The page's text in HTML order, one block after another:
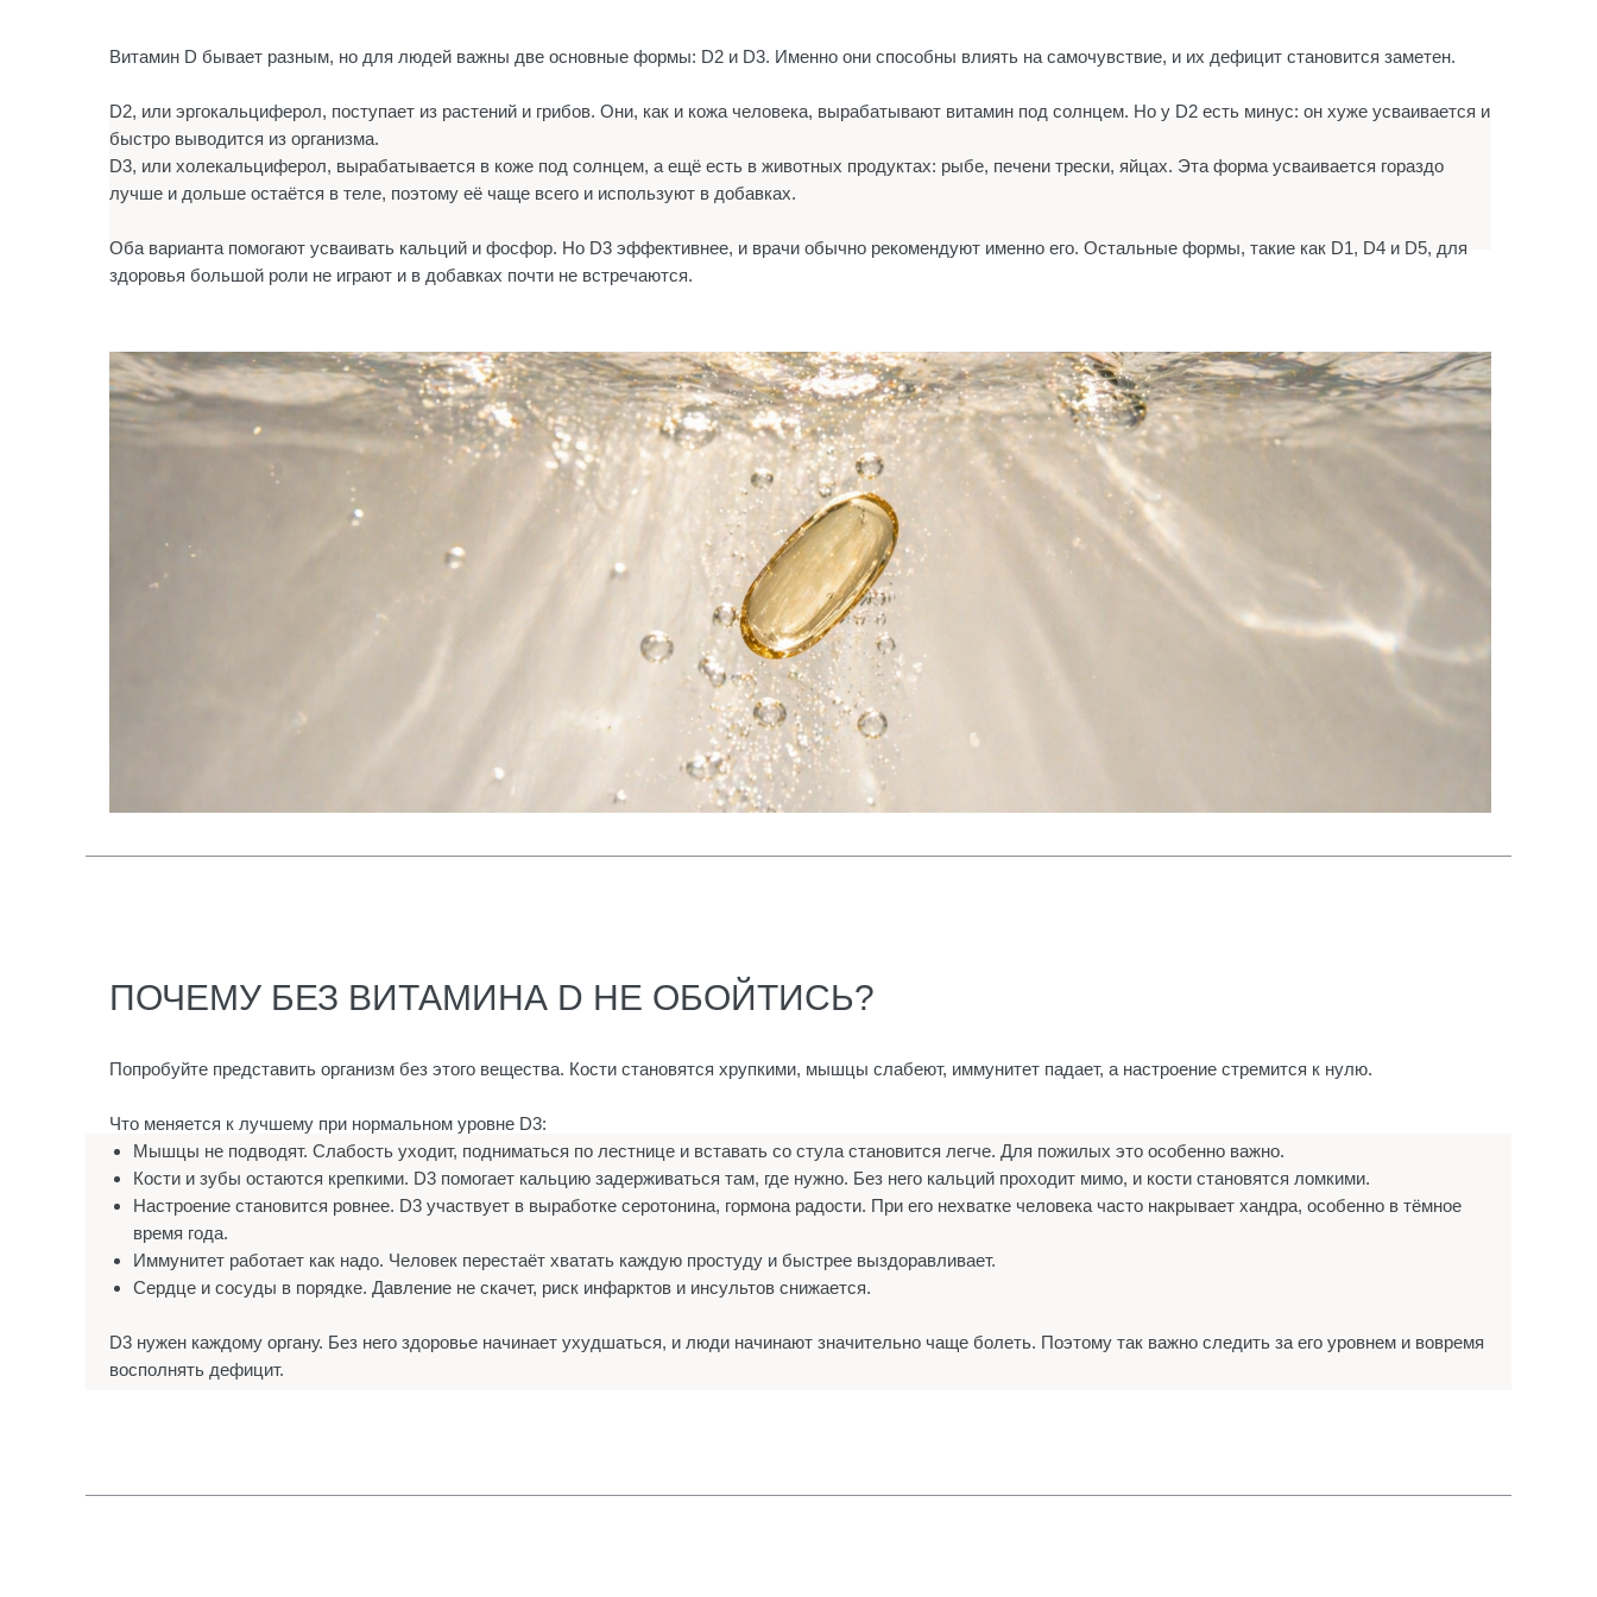
Витамин D бывает разным, но для людей важны две основные формы: D2 и D3. Именно они способны влиять на самочувствие, и их дефицит становится заметен.
D2, или эргокальциферол, поступает из растений и грибов. Они, как и кожа человека, вырабатывают витамин под солнцем. Но у D2 есть минус: он хуже усваивается и
быстро выводится из организма.
D3, или холекальциферол, вырабатывается в коже под солнцем, а ещё есть в животных продуктах: рыбе, печени трески, яйцах. Эта форма усваивается гораздо
лучше и дольше остаётся в теле, поэтому её чаще всего и используют в добавках.
Оба варианта помогают усваивать кальций и фосфор. Но D3 эффективнее, и врачи обычно рекомендуют именно его. Остальные формы, такие как D1, D4 и D5, для
здоровья большой роли не играют и в добавках почти не встречаются.
ПОЧЕМУ БЕЗ ВИТАМИНА D НЕ ОБОЙТИСЬ?
Попробуйте представить организм без этого вещества. Кости становятся хрупкими, мышцы слабеют, иммунитет падает, а настроение стремится к нулю.
Что меняется к лучшему при нормальном уровне D3:
Мышцы не подводят. Слабость уходит, подниматься по лестнице и вставать со стула становится легче. Для пожилых это особенно важно.
Кости и зубы остаются крепкими. D3 помогает кальцию задерживаться там, где нужно. Без него кальций проходит мимо, и кости становятся ломкими.
Настроение становится ровнее. D3 участвует в выработке серотонина, гормона радости. При его нехватке человека часто накрывает хандра, особенно в тёмное
время года.
Иммунитет работает как надо. Человек перестаёт хватать каждую простуду и быстрее выздоравливает.
Сердце и сосуды в порядке. Давление не скачет, риск инфарктов и инсультов снижается.
D3 нужен каждому органу. Без него здоровье начинает ухудшаться, и люди начинают значительно чаще болеть. Поэтому так важно следить за его уровнем и вовремя
восполнять дефицит.